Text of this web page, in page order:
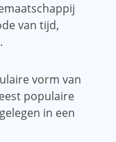
van tijd,
vorm van
populaire
in een